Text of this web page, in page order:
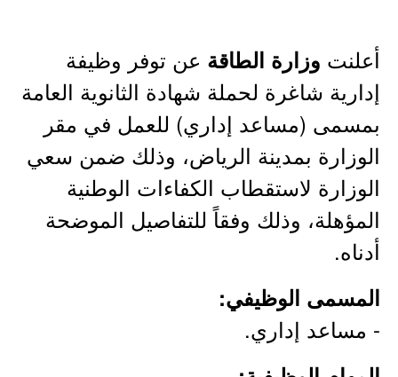
أعلنت وزارة الطاقة عن توفر وظيفة
إدارية شاغرة لحملة شهادة الثانوية العامة
بمسمى (مساعد إداري) للعمل في مقر
الوزارة بمدينة الرياض، وذلك ضمن سعي
الوزارة لاستقطاب الكفاءات الوطنية
المؤهلة، وذلك وفقاً للتفاصيل الموضحة
أدناه.
المسمى الوظيفي:
- مساعد إداري.